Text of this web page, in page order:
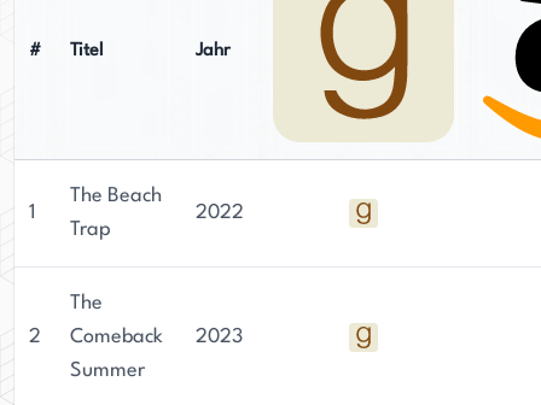
Thriller wie "Imposter" und "The Followers". Ihre
unterschiedlichen Hintergründe und literarischen
Stärken verleihen ihren gemeinsamen Werken
unter dem Namen Ali Brady besonderen Charme
# Titel Jahr
1
The Beach
Trap
2022
2
The
Comeback
Summer
2023